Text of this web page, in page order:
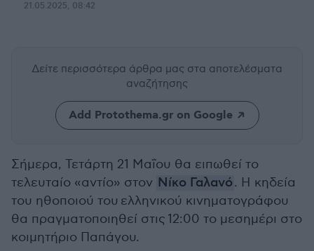
21.05.2025, 08:42
Δείτε περισσότερα άρθρα μας στα αποτελέσματα
αναζήτησης
Add Protothema.gr on Google
Σήμερα, Τετάρτη 21 Μαΐου θα ειπωθεί το
τελευταίο «αντίο» στον Νίκο Γαλανό. Η κηδεία
του ηθοποιού του ελληνικού κινηματογράφου
θα πραγματοποιηθεί στις 12:00 το μεσημέρι στο
κοιμητήριο Παπάγου.